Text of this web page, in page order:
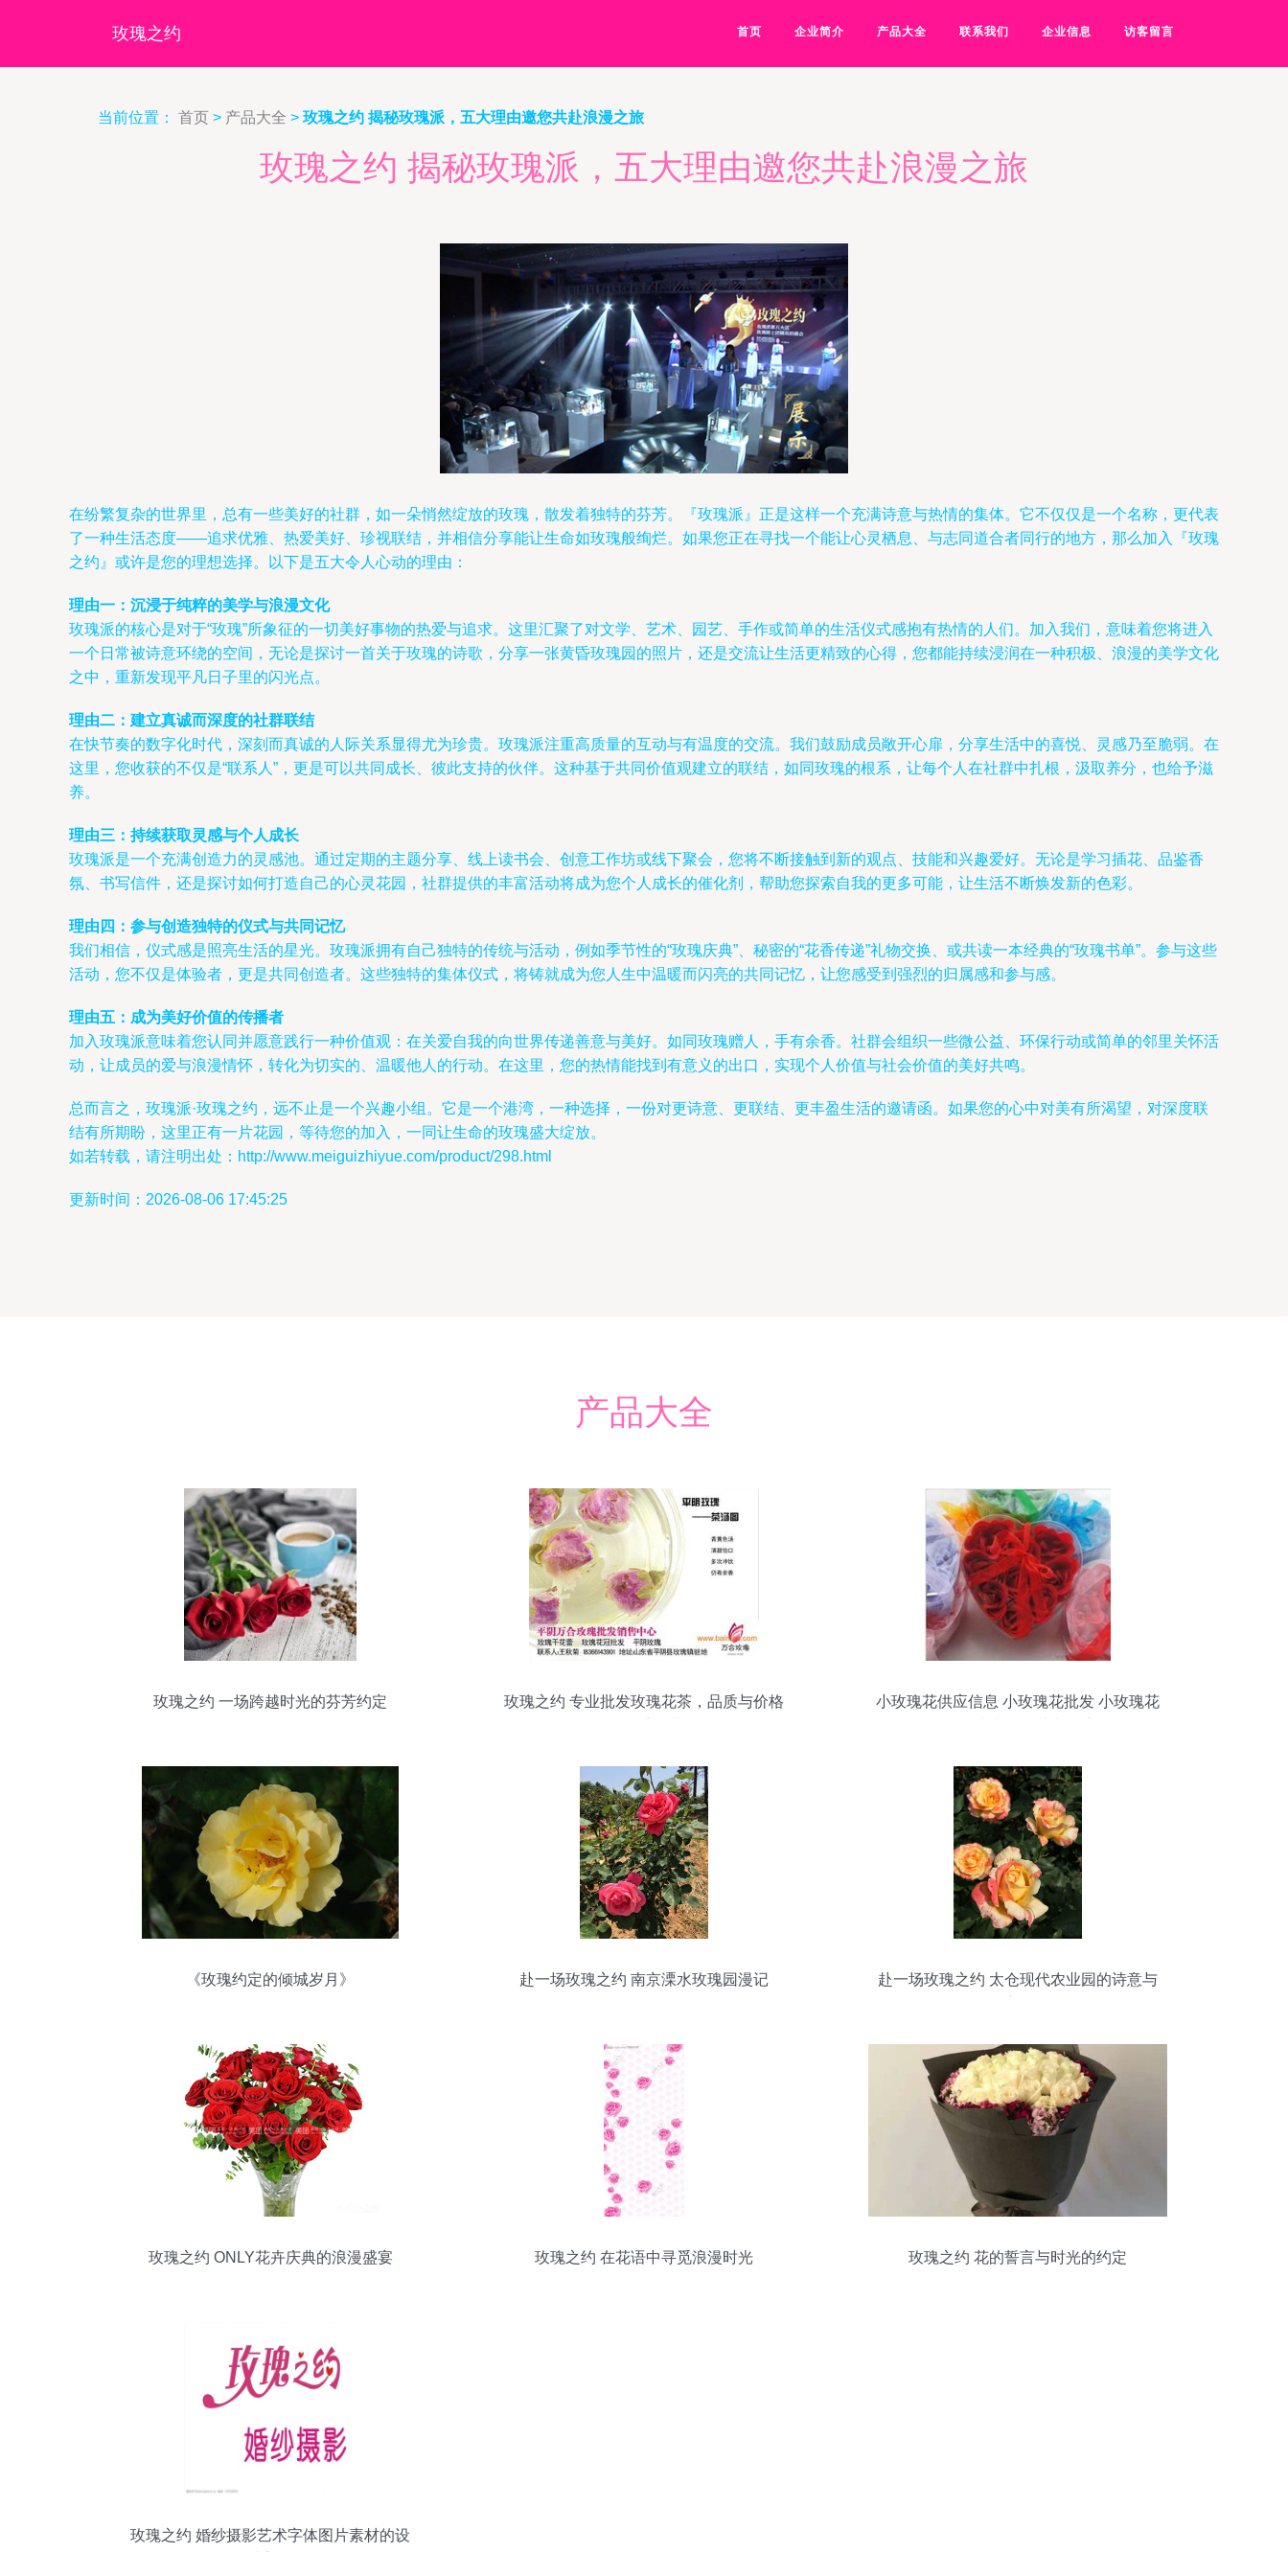
玫瑰之约 首页 企业简介 产品大全 联系我们 企业信息 访客留言
当前位置： 首页 > 产品大全 > 玫瑰之约 揭秘玫瑰派，五大理由邀您共赴浪漫之旅
玫瑰之约 揭秘玫瑰派，五大理由邀您共赴浪漫之旅
在纷繁复杂的世界里，总有一些美好的社群，如一朵悄然绽放的玫瑰，散发着独特的芬芳。『玫瑰派』正是这样一个充满诗意与热情的集体。它不仅仅是一个名称，更代表
了一种生活态度——追求优雅、热爱美好、珍视联结，并相信分享能让生命如玫瑰般绚烂。如果您正在寻找一个能让心灵栖息、与志同道合者同行的地方，那么加入『玫瑰
之约』或许是您的理想选择。以下是五大令人心动的理由：
理由一：沉浸于纯粹的美学与浪漫文化
玫瑰派的核心是对于“玫瑰”所象征的一切美好事物的热爱与追求。这里汇聚了对文学、艺术、园艺、手作或简单的生活仪式感抱有热情的人们。加入我们，意味着您将进入
一个日常被诗意环绕的空间，无论是探讨一首关于玫瑰的诗歌，分享一张黄昏玫瑰园的照片，还是交流让生活更精致的心得，您都能持续浸润在一种积极、浪漫的美学文化
之中，重新发现平凡日子里的闪光点。
理由二：建立真诚而深度的社群联结
在快节奏的数字化时代，深刻而真诚的人际关系显得尤为珍贵。玫瑰派注重高质量的互动与有温度的交流。我们鼓励成员敞开心扉，分享生活中的喜悦、灵感乃至脆弱。在
这里，您收获的不仅是“联系人”，更是可以共同成长、彼此支持的伙伴。这种基于共同价值观建立的联结，如同玫瑰的根系，让每个人在社群中扎根，汲取养分，也给予滋
养。
理由三：持续获取灵感与个人成长
玫瑰派是一个充满创造力的灵感池。通过定期的主题分享、线上读书会、创意工作坊或线下聚会，您将不断接触到新的观点、技能和兴趣爱好。无论是学习插花、品鉴香
氛、书写信件，还是探讨如何打造自己的心灵花园，社群提供的丰富活动将成为您个人成长的催化剂，帮助您探索自我的更多可能，让生活不断焕发新的色彩。
理由四：参与创造独特的仪式与共同记忆
我们相信，仪式感是照亮生活的星光。玫瑰派拥有自己独特的传统与活动，例如季节性的“玫瑰庆典”、秘密的“花香传递”礼物交换、或共读一本经典的“玫瑰书单”。参与这些
活动，您不仅是体验者，更是共同创造者。这些独特的集体仪式，将铸就成为您人生中温暖而闪亮的共同记忆，让您感受到强烈的归属感和参与感。
理由五：成为美好价值的传播者
加入玫瑰派意味着您认同并愿意践行一种价值观：在关爱自我的向世界传递善意与美好。如同玫瑰赠人，手有余香。社群会组织一些微公益、环保行动或简单的邻里关怀活
动，让成员的爱与浪漫情怀，转化为切实的、温暖他人的行动。在这里，您的热情能找到有意义的出口，实现个人价值与社会价值的美好共鸣。
总而言之，玫瑰派·玫瑰之约，远不止是一个兴趣小组。它是一个港湾，一种选择，一份对更诗意、更联结、更丰盈生活的邀请函。如果您的心中对美有所渴望，对深度联
结有所期盼，这里正有一片花园，等待您的加入，一同让生命的玫瑰盛大绽放。
如若转载，请注明出处：http://www.meiguizhiyue.com/product/298.html
更新时间：2026-08-06 17:45:25
产品大全
玫瑰之约 一场跨越时光的芬芳约定
玫瑰之约 专业批发玫瑰花茶，品质与价格
小玫瑰花供应信息 小玫瑰花批发 小玫瑰花
《玫瑰约定的倾城岁月》 赴一场玫瑰之约 南京溧水玫瑰园漫记
赴一场玫瑰之约 太仓现代农业园的诗意与
玫瑰之约 ONLY花卉庆典的浪漫盛宴 玫瑰之约 在花语中寻觅浪漫时光 玫瑰之约 花的誓言与时光的约定
玫瑰之约 婚纱摄影艺术字体图片素材的设